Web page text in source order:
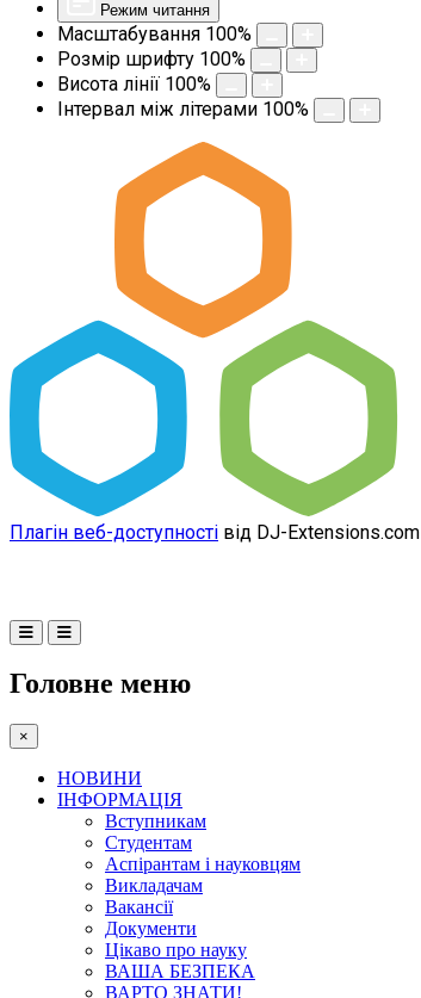
Режим читання
Масштабування 100%
Розмір шрифту 100%
Висота лінії 100%
Інтервал між літерами 100%
Плагін веб-доступності від DJ-Extensions.com
Головне меню
×
НОВИНИ
ІНФОРМАЦІЯ
Вступникам
Студентам
Аспірантам і науковцям
Викладачам
Вакансії
Документи
Цікаво про науку
ВАША БЕЗПЕКА
ВАРТО ЗНАТИ!